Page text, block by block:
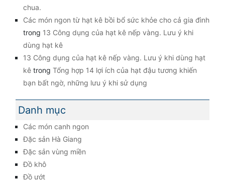
chua.
Các món ngon từ hạt kê bồi bổ sức khỏe cho cả gia đình
trong 13 Công dụng của hạt kê nếp vàng. Lưu ý khi
dùng hạt kê
13 Công dụng của hạt kê nếp vàng. Lưu ý khi dùng hạt
kê trong Tổng hợp 14 lợi ích của hạt đậu tương khiến
bạn bất ngờ, những lưu ý khi sử dụng
Danh mục
Các món canh ngon
Đặc sản Hà Giang
Đặc sản vùng miền
Đồ khô
Đồ ướt